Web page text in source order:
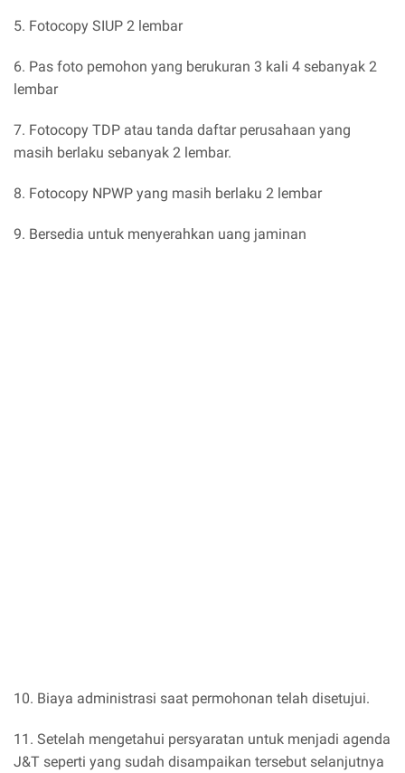
5. Fotocopy SIUP 2 lembar
6. Pas foto pemohon yang berukuran 3 kali 4 sebanyak 2
lembar
7. Fotocopy TDP atau tanda daftar perusahaan yang
masih berlaku sebanyak 2 lembar.
8. Fotocopy NPWP yang masih berlaku 2 lembar
9. Bersedia untuk menyerahkan uang jaminan
10. Biaya administrasi saat permohonan telah disetujui.
11. Setelah mengetahui persyaratan untuk menjadi agenda
J&T seperti yang sudah disampaikan tersebut selanjutnya